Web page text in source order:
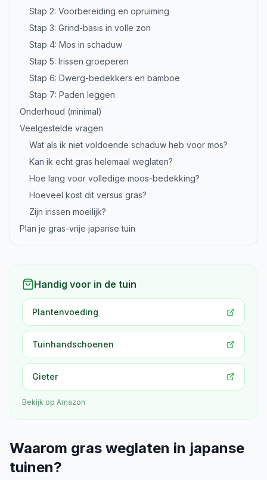
Stap 2: Voorbereiding en opruiming
Stap 3: Grind-basis in volle zon
Stap 4: Mos in schaduw
Stap 5: Irissen groeperen
Stap 6: Dwerg-bedekkers en bamboe
Stap 7: Paden leggen
Onderhoud (minimal)
Veelgestelde vragen
Wat als ik niet voldoende schaduw heb voor mos?
Kan ik echt gras helemaal weglaten?
Hoe lang voor volledige moos-bedekking?
Hoeveel kost dit versus gras?
Zijn irissen moeilijk?
Plan je gras-vrije japanse tuin
Handig voor in de tuin
Plantenvoeding
Tuinhandschoenen
Gieter
Bekijk op Amazon
Waarom gras weglaten in japanse
tuinen?